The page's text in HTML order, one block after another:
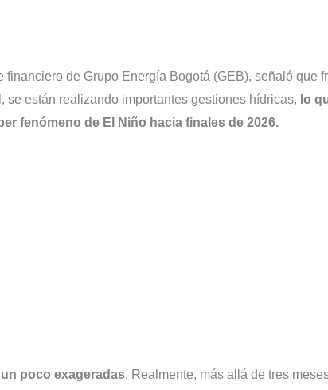
de Grupo Energía Bogotá (GEB), señaló que
están realizando importantes gestiones hídricas, lo
fenómeno de El Niño hacia finales de 2026.
poco exageradas. Realmente, más allá de tres